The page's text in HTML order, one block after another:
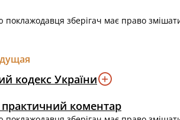
поклажодавця зберігач має право
кодекс України
коментар